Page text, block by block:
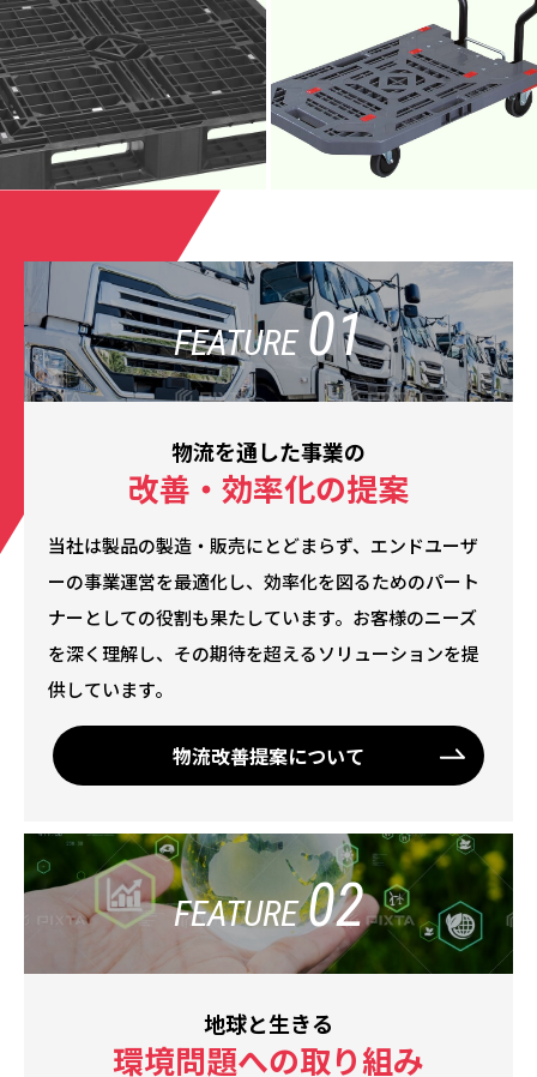
FEATURE 01
物流を通した事業の
改善・効率化の提案
当社は製品の製造・販売にとどまらず、エンドユーザ
ーの事業運営を最適化し、効率化を図るためのパート
ナーとしての役割も果たしています。お客様のニーズ
を深く理解し、その期待を超えるソリューションを提
供しています。
物流改善提案について
FEATURE 02
地球と生きる
環境問題への取り組み